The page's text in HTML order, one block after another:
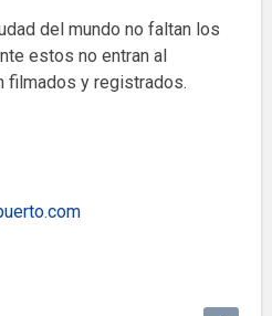
del mundo no faltan los
estos no entran al
filmados y registrados.